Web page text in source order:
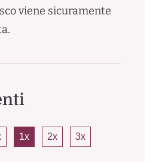
viene sicuramente
1x 2x 3x